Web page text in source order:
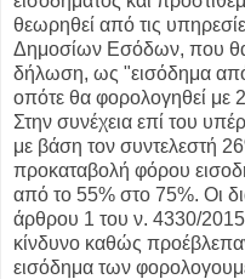
θεωρηθεί από τις
Δημοσίων Εσόδων, που θα
δήλωση, ως "εισόδημα από
οπότε θα φορολογηθεί
Στην συνέχεια επί του
με βάση τον συντελεστή
προκαταβολή φόρου
από το 55% στο 75%. Οι
άρθρου 1 του ν. 4330/2015
κίνδυνο καθώς
εισόδημα των